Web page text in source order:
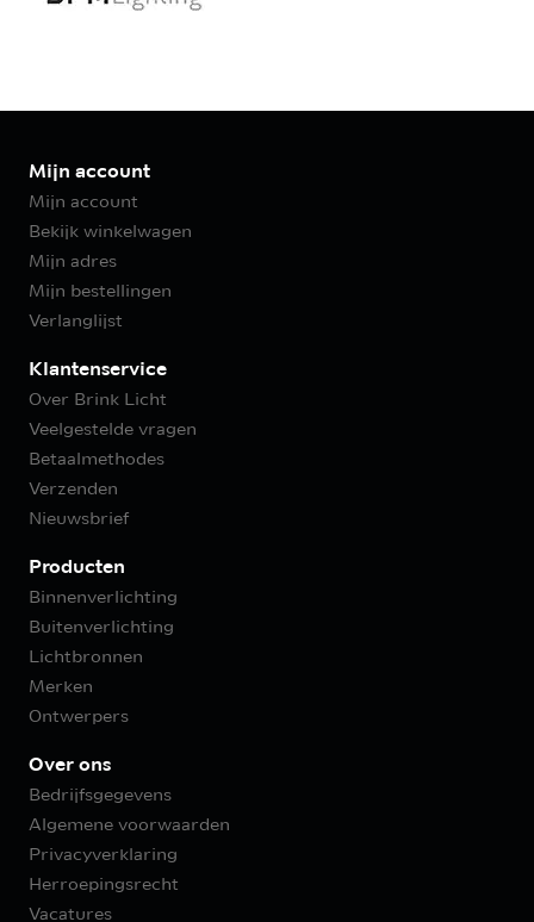
Mijn account
Mijn account
Bekijk winkelwagen
Mijn adres
Mijn bestellingen
Verlanglijst
Klantenservice
Over Brink Licht
Veelgestelde vragen
Betaalmethodes
Verzenden
Nieuwsbrief
Producten
Binnenverlichting
Buitenverlichting
Lichtbronnen
Merken
Ontwerpers
Over ons
Bedrijfsgegevens
Algemene voorwaarden
Privacyverklaring
Herroepingsrecht
Vacatures